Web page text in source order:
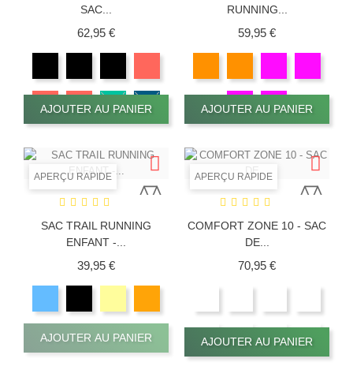
SAC...
62,95 €Prix
AJOUTER AU PANIER
RUNNING...
59,95 €Prix
AJOUTER AU PANIER
APERÇU RAPIDE
SAC TRAIL RUNNING
ENFANT -...
39,95 €Prix
AJOUTER AU PANIER
APERÇU RAPIDE
COMFORT ZONE 10 - SAC
DE...
70,95 €Prix
AJOUTER AU PANIER